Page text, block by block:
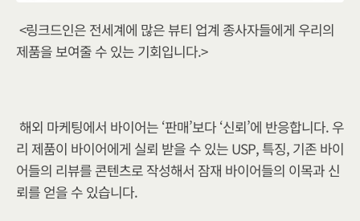
<링크드인은 전세계에 많은 뷰티 업계 종사자들에게 우리의
제품을 보여줄 수 있는 기회입니다.>
해외 마케팅에서 바이어는 ‘판매’보다 ‘신뢰’에 반응합니다. 우
리 제품이 바이어에게 실뢰 받을 수 있는 USP, 특징, 기존 바이
어들의 리뷰를 콘텐츠로 작성해서 잠재 바이어들의 이목과 신
뢰를 얻을 수 있습니다.